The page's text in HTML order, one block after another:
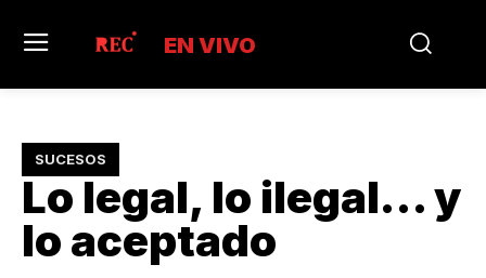
EN VIVO
SUCESOS
Lo legal, lo ilegal… y
lo aceptado